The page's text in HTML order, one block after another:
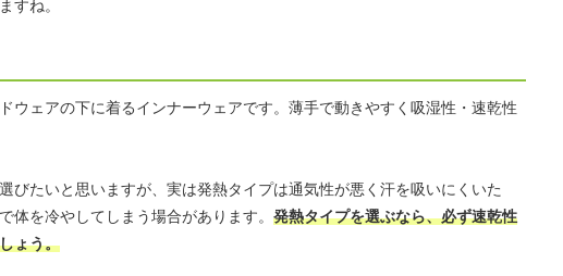
すね。
ウェアの下に着るインナーウェアです。薄手で動きやすく吸湿性・速乾性
びたいと思いますが、実は発熱タイプは通気性が悪く汗を吸いにくいた
体を冷やしてしまう場合があります。 発熱タイプを選ぶなら、必ず速乾性
ょう。